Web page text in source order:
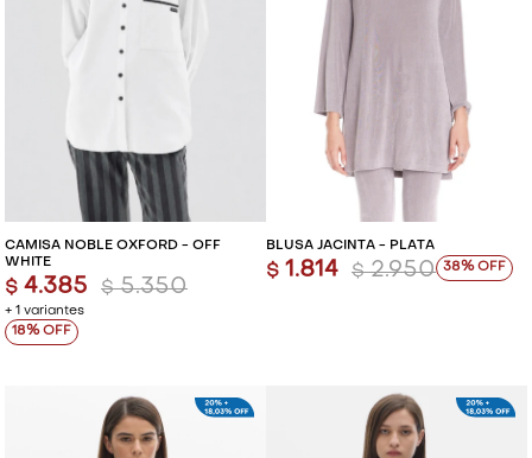
CAMISA NOBLE OXFORD - OFF
WHITE
+ 1 variantes
$ 4.385 $ 5.350
18
BLUSA JACINTA - PLATA
$ 1.814 $ 2.950 38